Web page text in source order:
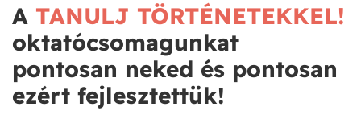
A TANULJ TÖRTÉNETEKKEL!
oktatócsomagunkat
pontosan neked és pontosan
ezért fejlesztettük!